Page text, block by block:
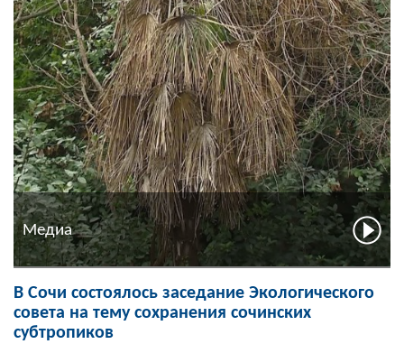
Медиа
В Сочи состоялось заседание Экологического
совета на тему сохранения сочинских
субтропиков